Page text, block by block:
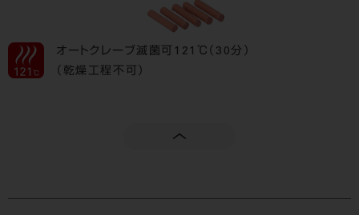
オートクレーブ滅菌可121℃（30分）
（乾燥工程不可）